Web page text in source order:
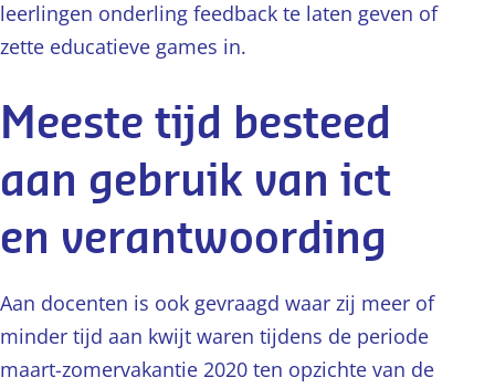
leerlingen onderling feedback te laten geven of
zette educatieve games in.
Meeste tijd besteed
aan gebruik van ict
en verantwoording
Aan docenten is ook gevraagd waar zij meer of
minder tijd aan kwijt waren tijdens de periode
maart-zomervakantie 2020 ten opzichte van de